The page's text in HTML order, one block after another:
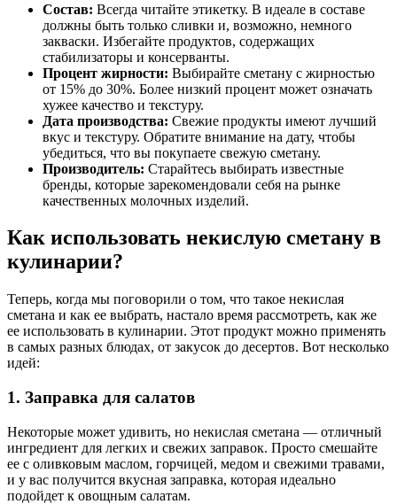
Состав: Всегда читайте этикетку. В идеале в составе
должны быть только сливки и, возможно, немного
закваски. Избегайте продуктов, содержащих
стабилизаторы и консерванты.
Процент жирности: Выбирайте сметану с жирностью
от 15% до 30%. Более низкий процент может означать
хужее качество и текстуру.
Дата производства: Свежие продукты имеют лучший
вкус и текстуру. Обратите внимание на дату, чтобы
убедиться, что вы покупаете свежую сметану.
Производитель: Старайтесь выбирать известные
бренды, которые зарекомендовали себя на рынке
качественных молочных изделий.
Как использовать некислую сметану в
кулинарии?
Теперь, когда мы поговорили о том, что такое некислая
сметана и как ее выбрать, настало время рассмотреть, как же
ее использовать в кулинарии. Этот продукт можно применять
в самых разных блюдах, от закусок до десертов. Вот несколько
идей:
1. Заправка для салатов
Некоторые может удивить, но некислая сметана — отличный
ингредиент для легких и свежих заправок. Просто смешайте
ее с оливковым маслом, горчицей, медом и свежими травами,
и у вас получится вкусная заправка, которая идеально
подойдет к овощным салатам.